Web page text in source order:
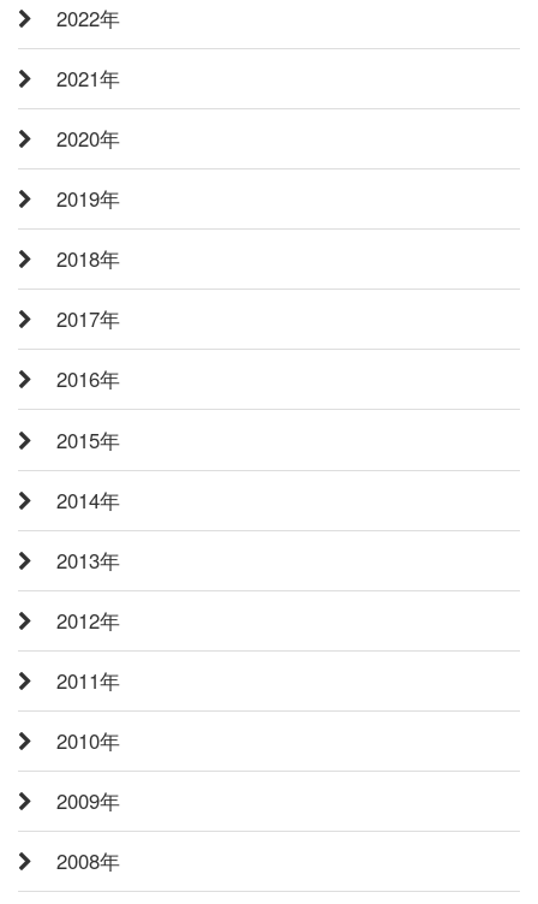
2022年
2021年
2020年
2019年
2018年
2017年
2016年
2015年
2014年
2013年
2012年
2011年
2010年
2009年
2008年